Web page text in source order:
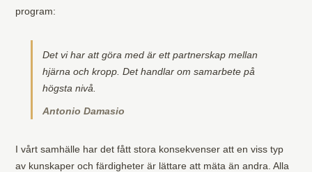
program:
Det vi har att göra med är ett partnerskap mellan
hjärna och kropp. Det handlar om samarbete på
högsta nivå.
Antonio Damasio
I vårt samhälle har det fått stora konsekvenser att en viss typ
av kunskaper och färdigheter är lättare att mäta än andra. Alla